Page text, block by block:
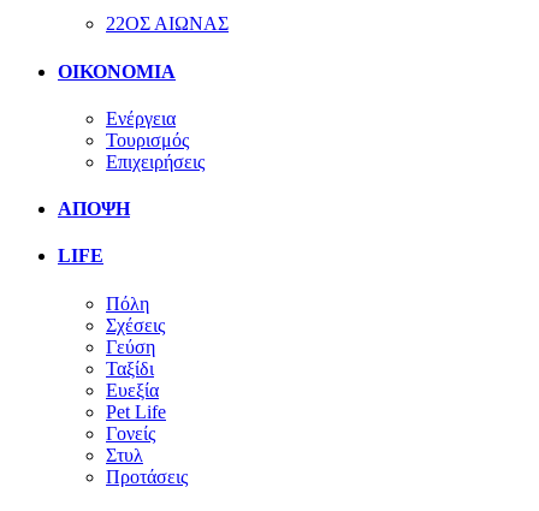
22ΟΣ ΑΙΩΝΑΣ
ΟΙΚΟΝΟΜΙΑ
Ενέργεια
Τουρισμός
Επιχειρήσεις
ΑΠΟΨΗ
LIFE
Πόλη
Σχέσεις
Γεύση
Ταξίδι
Ευεξία
Pet Life
Γονείς
Στυλ
Προτάσεις